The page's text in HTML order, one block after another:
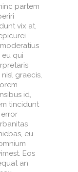
partem
vix at,
eu qui
graecis,
id,
tincidunt
eu
Eos
an